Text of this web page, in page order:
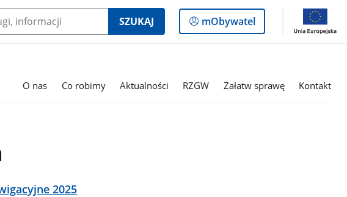
SZUKAJ
Logowanie
do
mObywatel
O nas Co robimy Aktualności RZGW Załatw sprawę Kontakt
2025